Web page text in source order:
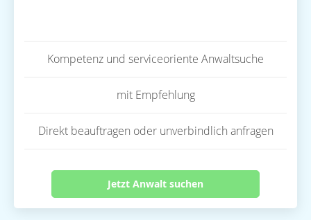
Kompetenz und serviceoriente Anwaltsuche
mit Empfehlung
Direkt beauftragen oder unverbindlich anfragen
Jetzt Anwalt suchen